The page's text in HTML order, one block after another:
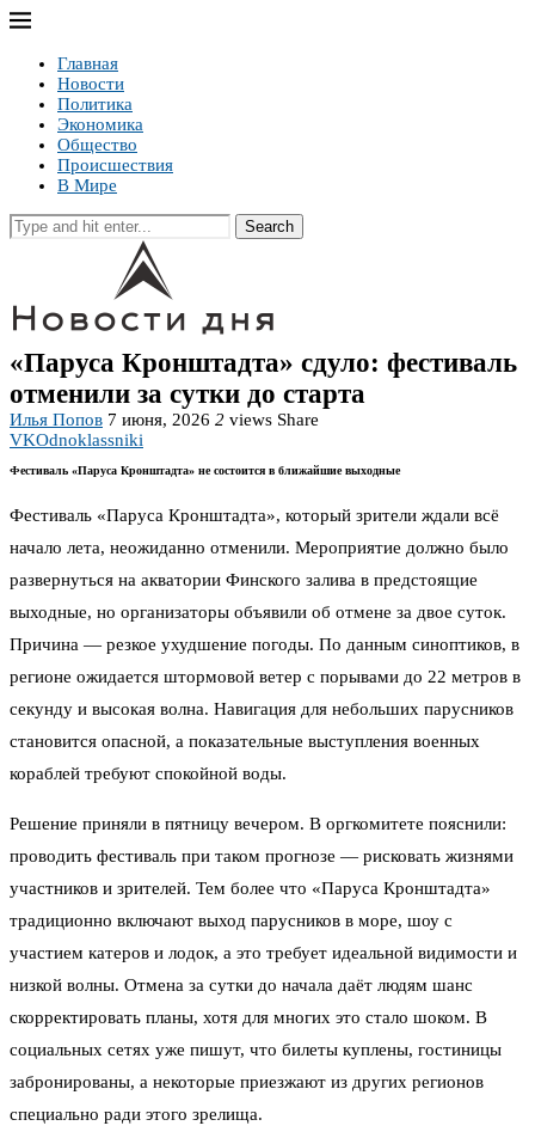
Главная
Новости
Политика
Экономика
Общество
Происшествия
В Мире
Search
«Паруса Кронштадта» сдуло: фестиваль
отменили за сутки до старта
Илья Попов 7 июня, 2026 2 views Share
VKOdnoklassniki
Фестиваль «Паруса Кронштадта» не состоится в ближайшие выходные
Фестиваль «Паруса Кронштадта», который зрители ждали всё
начало лета, неожиданно отменили. Мероприятие должно было
развернуться на акватории Финского залива в предстоящие
выходные, но организаторы объявили об отмене за двое суток.
Причина — резкое ухудшение погоды. По данным синоптиков, в
регионе ожидается штормовой ветер с порывами до 22 метров в
секунду и высокая волна. Навигация для небольших парусников
становится опасной, а показательные выступления военных
кораблей требуют спокойной воды.
Решение приняли в пятницу вечером. В оргкомитете пояснили:
проводить фестиваль при таком прогнозе — рисковать жизнями
участников и зрителей. Тем более что «Паруса Кронштадта»
традиционно включают выход парусников в море, шоу с
участием катеров и лодок, а это требует идеальной видимости и
низкой волны. Отмена за сутки до начала даёт людям шанс
скорректировать планы, хотя для многих это стало шоком. В
социальных сетях уже пишут, что билеты куплены, гостиницы
забронированы, а некоторые приезжают из других регионов
специально ради этого зрелища.